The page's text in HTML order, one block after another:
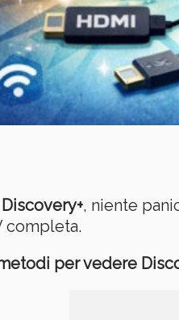
, niente
completa.
per vedere